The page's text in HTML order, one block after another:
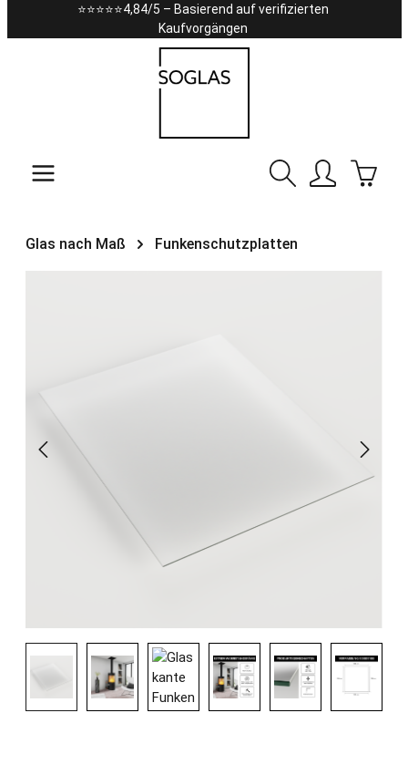
Zum Hauptinhalt springen
⭐⭐⭐⭐⭐4,84/5 – Basierend auf verifizierten
Kaufvorgängen
Glas nach Maß Funkenschutzplatten